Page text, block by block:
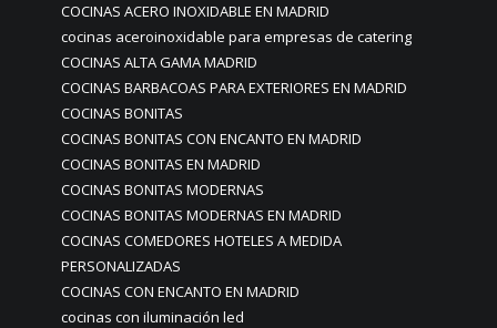
COCINAS ACERO INOXIDABLE EN MADRID
cocinas aceroinoxidable para empresas de catering
COCINAS ALTA GAMA MADRID
COCINAS BARBACOAS PARA EXTERIORES EN MADRID
COCINAS BONITAS
COCINAS BONITAS CON ENCANTO EN MADRID
COCINAS BONITAS EN MADRID
COCINAS BONITAS MODERNAS
COCINAS BONITAS MODERNAS EN MADRID
COCINAS COMEDORES HOTELES A MEDIDA
PERSONALIZADAS
COCINAS CON ENCANTO EN MADRID
cocinas con iluminación led